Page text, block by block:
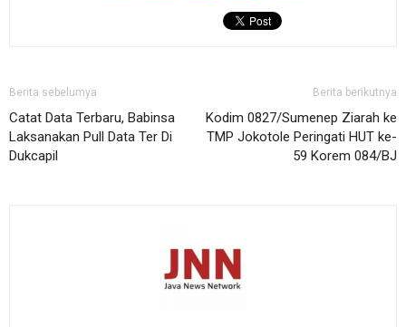
Berita sebelumya
Catat Data Terbaru, Babinsa
Laksanakan Pull Data Ter Di
Dukcapil
Berita berikutnya
Kodim 0827/Sumenep Ziarah ke
TMP Jokotole Peringati HUT ke-
59 Korem 084/BJ